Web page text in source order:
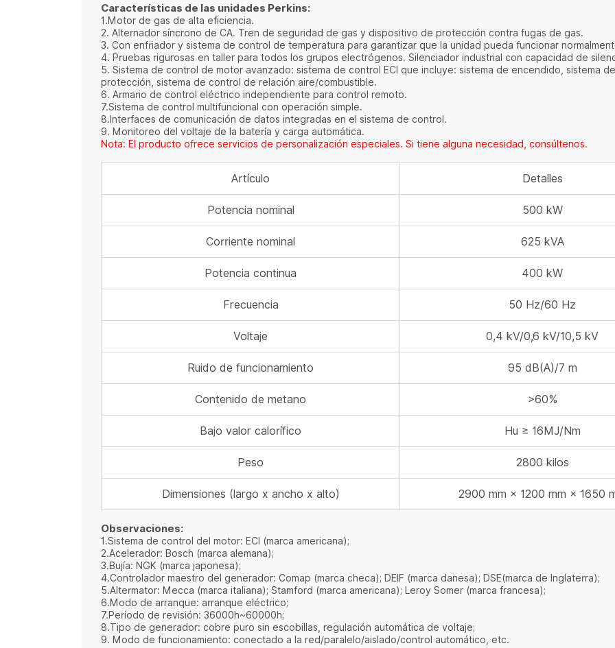
Características de las unidades Perkins:
1.Motor de gas de alta eficiencia.
2. Alternador síncrono de CA. Tren de seguridad de gas y dispositivo de protección contra fugas de gas.
3. Con enfriador y sistema de control de temperatura para garantizar que la unidad pueda funcionar
4. Pruebas rigurosas en taller para todos los grupos electrógenos. Silenciador industrial con capacidad de
5. Sistema de control de motor avanzado: sistema de control ECI que incluye: sistema de encendido, sistema
protección, sistema de control de relación aire/combustible.
6. Armario de control eléctrico independiente para control remoto.
7.Sistema de control multifuncional con operación simple.
8.Interfaces de comunicación de datos integradas en el sistema de control.
9. Monitoreo del voltaje de la batería y carga automática.
Nota: El producto ofrece servicios de personalización especiales. Si tiene alguna necesidad, consúltenos.
Artículo
Detalles
Potencia nominal
500 kW
Corriente nominal
625 kVA
Potencia continua
400 kW
Frecuencia
50 Hz/60 Hz
Voltaje
0,4 kV/0,6 kV/10,5 kV
Ruido de funcionamiento
95 dB(A)/7 m
Contenido de metano
>60%
Bajo valor calorífico
Hu ≥ 16MJ/Nm
Peso
2800 kilos
Dimensiones (largo x ancho x alto)
2900 mm × 1200 mm × 1650
Observaciones:
1.Sistema de control del motor: ECI (marca americana);
2.Acelerador: Bosch (marca alemana);
3.Bujía: NGK (marca japonesa);
4.Controlador maestro del generador: Comap (marca checa); DEIF (marca danesa); DSE(marca de Inglaterra);
5.Altermator: Mecca (marca italiana); Stamford (marca americana); Leroy Somer (marca francesa);
6.Modo de arranque: arranque eléctrico;
7.Período de revisión: 36000h~60000h;
8.Tipo de generador: cobre puro sin escobillas, regulación automática de voltaje;
9. Modo de funcionamiento: conectado a la red/paralelo/aislado/control automático, etc.